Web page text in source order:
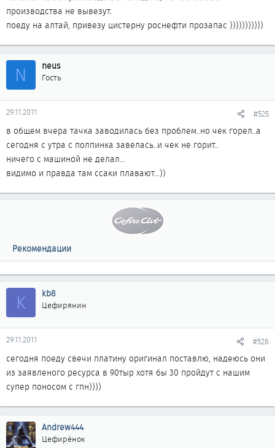
производства не вывезут.
поеду на алтай, привезу цистерну роснефти прозапас )))))))))))
N neus
Гость
29.11.2011 #525
в общем вчера тачка заводилась без проблем..но чек горел..а
сегодня с утра с полпинка завелась..и чек не горит..
ничего с машиной не делал...
видимо и правда там ссаки плавают...))
Рекомендации
K kb8
Цефирянин
29.11.2011 #526
сегодня поеду свечи платину оригинал поставлю, надеюсь они
из заявленого ресурса в 90тыр хотя бы 30 пройдут с нашим
супер поносом с гпн))))
Andrew444
Цефирёнок